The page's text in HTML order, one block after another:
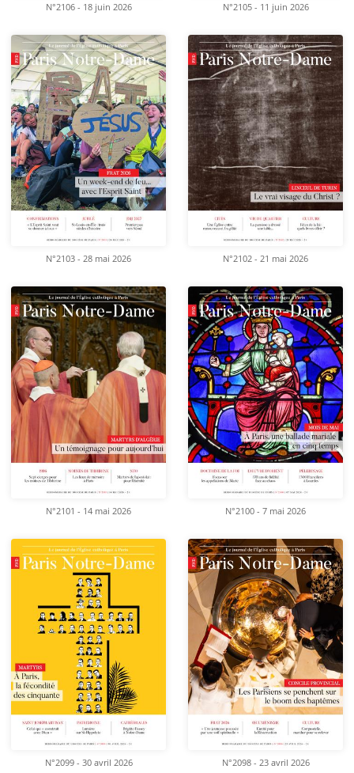
N°2106 - 18 juin 2026 N°2105 - 11 juin 2026
N°2103 - 28 mai 2026 N°2102 - 21 mai 2026
N°2101 - 14 mai 2026 N°2100 - 7 mai 2026
N°2099 - 30 avril 2026 N°2098 - 23 avril 2026